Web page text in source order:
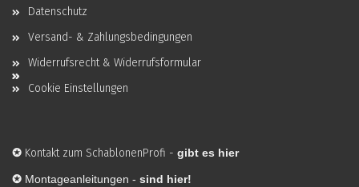
Datenschutz
Versand- & Zahlungsbedingungen
Widerrufsrecht & Widerrufsformular
Cookie Einstellungen
✪ Kontakt zum SchablonenProfi - gibt es hier
✪ Montageanleitungen - sind hier!